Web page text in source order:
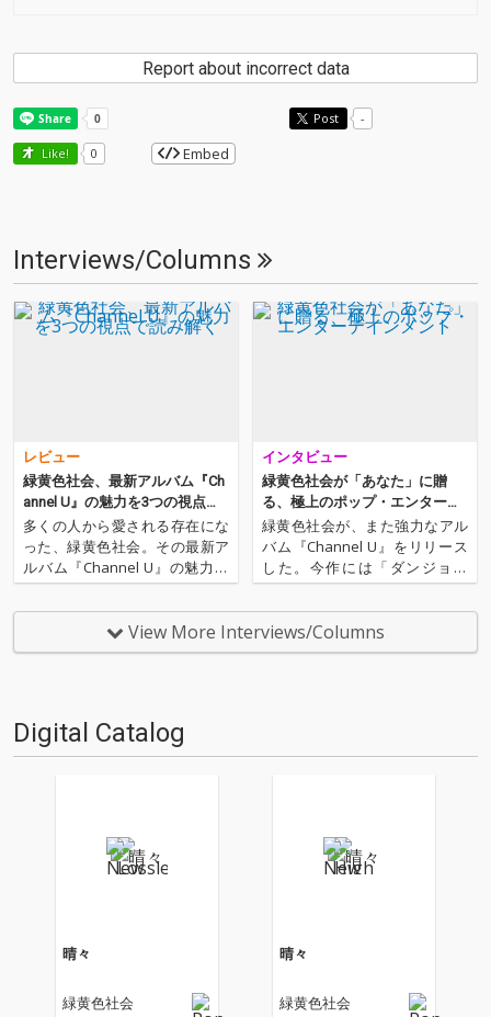
Report about incorrect data
Post -
Like! 0 Embed
Interviews/Columns
レビュー
緑黄色社会、最新アルバム『Ch
annel U』の魅力を3つの視点で
読み解く
多くの人から愛される存在にな
った、緑黄色社会。その最新ア
ルバム『Channel U』の魅力と
はどの部分にあるのか。今回OT
OTOYでは、沖さやこ、坂井彩
花、ニシダケンの3人のライタ
ーが今作に関するレヴューを執
インタビュー
緑黄色社会が「あなた」に贈
る、極上のポップ・エンターテ
インメント
緑黄色社会が、また強力なアル
バム『Channel U』をリリース
した。今作には「ダンジョン
飯」のEDテーマ“Party!!”、「薬
屋のひとりごと」OPテーマ“花
になって”といった人気アニメの
主題歌や、月9ドラマ「真夏の
View More Interviews/Columns
Digital Catalog
晴々
緑黄色社会
晴々
緑黄色社会